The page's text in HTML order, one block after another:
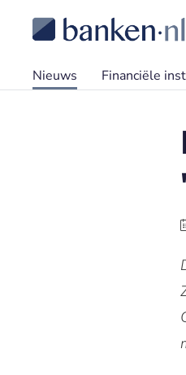
Nieuws Financiële